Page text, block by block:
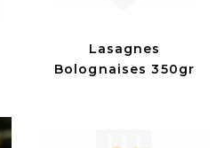
Lasagnes
Bolognaises 350gr